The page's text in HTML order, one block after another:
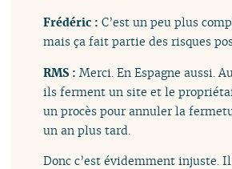
Frédéric : C’est un peu plus
mais ça fait partie des risques
RMS : Merci. En Espagne aussi.
ils ferment un site et le
un procès pour annuler la
un an plus tard.
Donc c’est évidemment injuste.